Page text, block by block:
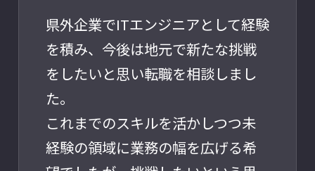
県外企業でITエンジニアとして経験
を積み、今後は地元で新たな挑戦
をしたいと思い転職を相談しまし
た。
これまでのスキルを活かしつつ未
経験の領域に業務の幅を広げる希